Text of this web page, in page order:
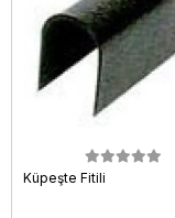
Küpeşte Fitili